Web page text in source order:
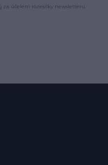
za účelem rozesílky newsletteru.